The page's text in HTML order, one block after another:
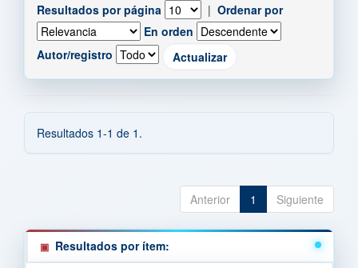
Resultados por página | Ordenar por
En orden
Autor/registro
Resultados 1-1 de 1.
Anterior 1 Siguiente
Resultados por ítem: